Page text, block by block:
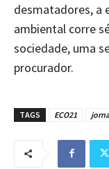
desmatadores, a
ambiental corre
sociedade, uma
procurador.
TAGS ECO21